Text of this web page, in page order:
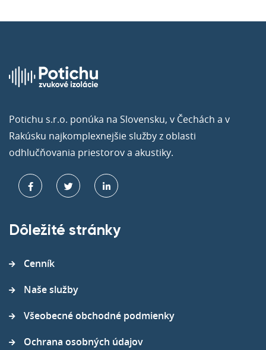
Potichu s.r.o. ponúka na Slovensku, v Čechách a v
Rakúsku najkomplexnejšie služby z oblasti
odhlučňovania priestorov a akustiky.
Dôležité stránky
Cenník
Naše služby
Všeobecné obchodné podmienky
Ochrana osobných údajov